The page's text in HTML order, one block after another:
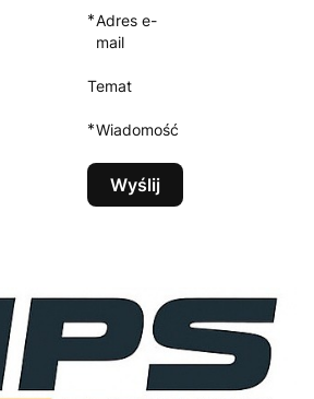
*Adres e-
mail
Temat
*Wiadomość
Wyślij